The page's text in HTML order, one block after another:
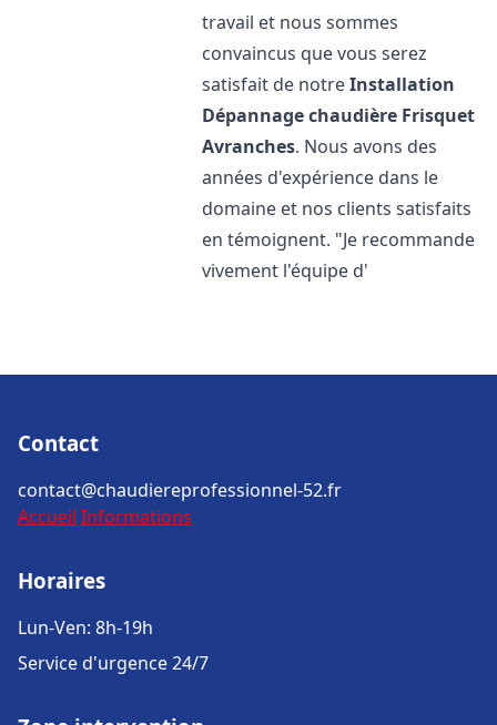
travail et nous sommes
convaincus que vous serez
satisfait de notreInstallation
Dépannage chaudière Frisquet
Avranches. Nous avons des
années d'expérience dans le
domaine et nos clients satisfaits
en témoignent. "Je recommande
vivement l'équipe d'
Contact
contact@chaudiereprofessionnel-52.fr
Accueil Informations
Horaires
Lun-Ven: 8h-19h
Service d'urgence 24/7